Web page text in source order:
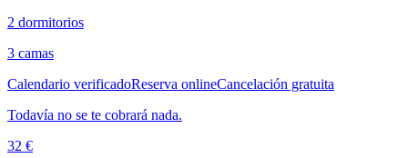
2 dormitorios
3 camas
Calendario verificadoReserva onlineCancelación gratuita
Todavía no se te cobrará nada.
32 €